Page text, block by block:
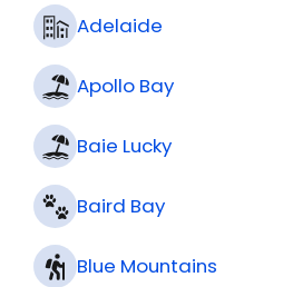
Adelaide
Apollo Bay
Baie Lucky
Baird Bay
Blue Mountains